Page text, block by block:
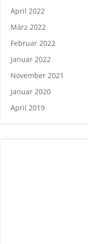
April 2022
März 2022
Februar 2022
Januar 2022
November 2021
Januar 2020
April 2019